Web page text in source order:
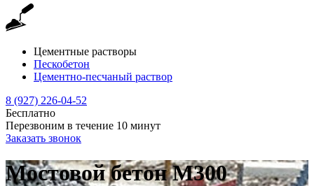
Цементные растворы
Пескобетон
Цементно-песчаный раствор
8 (927) 226-04-52
Бесплатно
Перезвоним в течение 10 минут
Заказать звонок
Мостовой бетон М300